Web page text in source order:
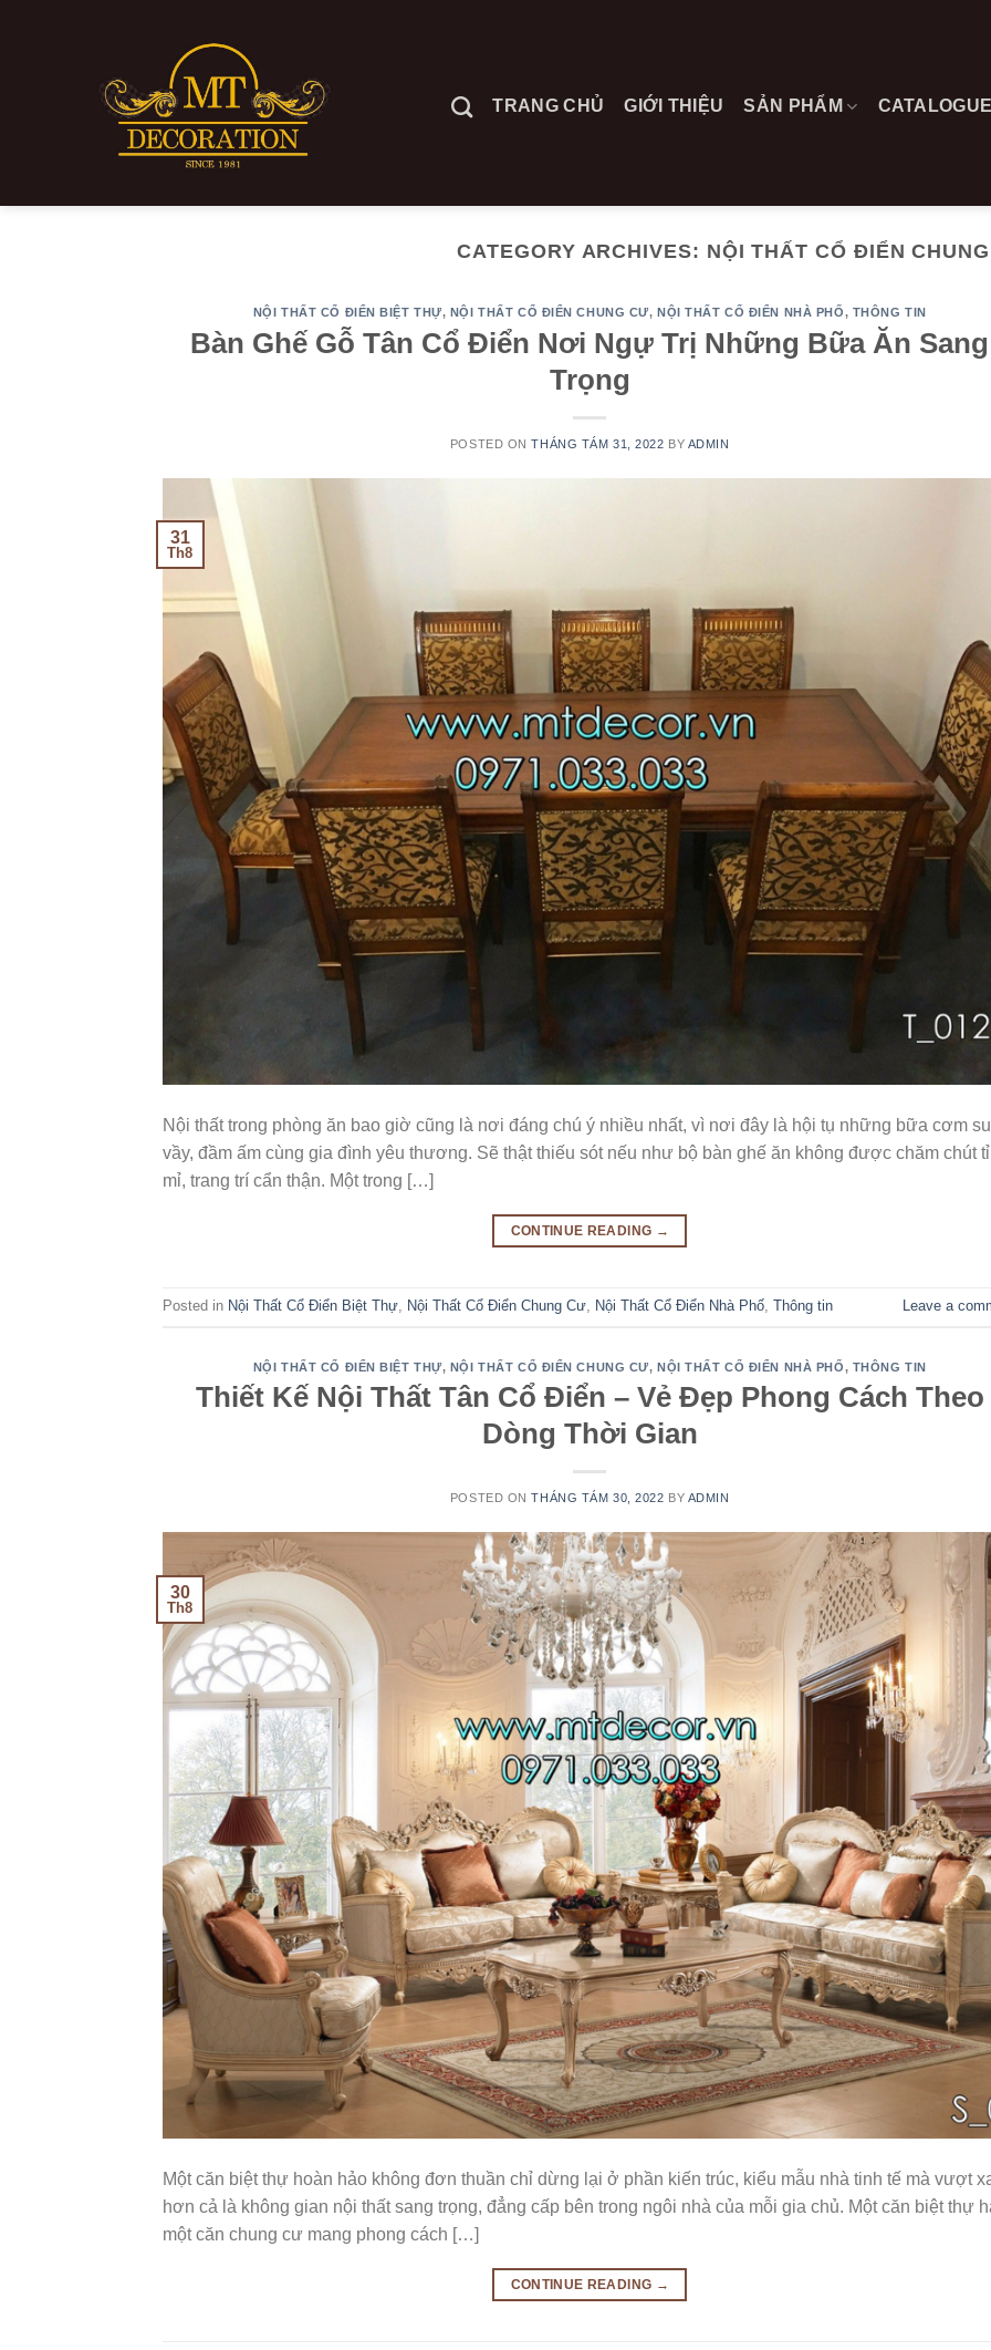
TRANG CHỦ
GIỚI THIỆU SẢN PHẨM
CATEGORY ARCHIVES: NỘI THẤT CỔ ĐIỂN
NỘI THẤT CỔ ĐIỂN BIỆT THỰ, NỘI THẤT CỔ ĐIỂN CHUNG CƯ,NỘI THẤT CỔ ĐIỂN NHÀ PHỐ, THÔNG TIN
Bàn Ghế Gỗ Tân Cổ Điển Nơi Ngự Trị Những Bữa Ăn Sang
Trọng
POSTED ONTHÁNG TÁM 31, 2022 BY ADMIN
31
Th8
Nội thất trong phòng ăn bao giờ cũng là nơi đáng chú ý nhiều nhất, vì nơi đây là hội tụ những bữa cơm
vầy, đầm ấm cùng gia đình yêu thương. Sẽ thật thiếu sót nếu như bộ bàn ghế ăn không được chăm chút tỉ
mỉ, trang trí cẩn thận. Một trong […]
CONTINUE READING →
Posted in Nội Thất Cổ Điển Biệt Thự, Nội Thất Cổ Điển Chung Cư, Nội Thất Cổ Điển Nhà Phố, Thông tin Leave a
NỘI THẤT CỔ ĐIỂN BIỆT THỰ, NỘI THẤT CỔ ĐIỂN CHUNG CƯ,NỘI THẤT CỔ ĐIỂN NHÀ PHỐ, THÔNG TIN
Thiết Kế Nội Thất Tân Cổ Điển – Vẻ Đẹp Phong Cách Theo
Dòng Thời Gian
POSTED ONTHÁNG TÁM 30, 2022 BY ADMIN
30
Th8
Một căn biệt thự hoàn hảo không đơn thuần chỉ dừng lại ở phần kiến trúc, kiểu mẫu nhà tinh tế mà vượt
hơn cả là không gian nội thất sang trọng, đẳng cấp bên trong ngôi nhà của mỗi gia chủ. Một căn biệt thự
một căn chung cư mang phong cách […]
CONTINUE READING →